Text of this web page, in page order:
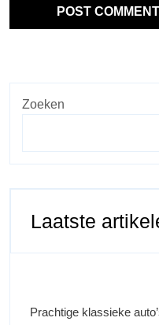
Zoeken
Laatste
Prachtige klassieke